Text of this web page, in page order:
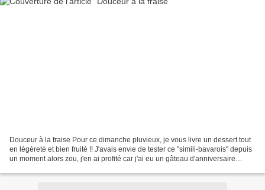
Douceur à la fraise Pour ce dimanche pluvieux, je vous livre un dessert tout
en légèreté et bien fruité !! J'avais envie de tester ce "simili-bavarois" depuis
un moment alors zou, j'en ai profité car j'ai eu un gâteau d'anniversaire